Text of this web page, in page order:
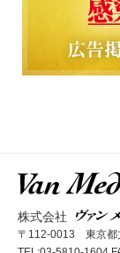
株式会社
〒112-0013 東京都